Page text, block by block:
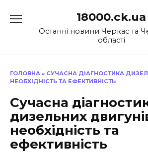
до
18000.ck.ua
Останні новини Черкас та
області
ГОЛОВНА » СУЧАСНА ДІАГНОСТИКА
НЕОБХІДНІСТЬ ТА ЕФЕКТИВНІСТЬ
Сучасна
дизельних
необхідність та
ефективність